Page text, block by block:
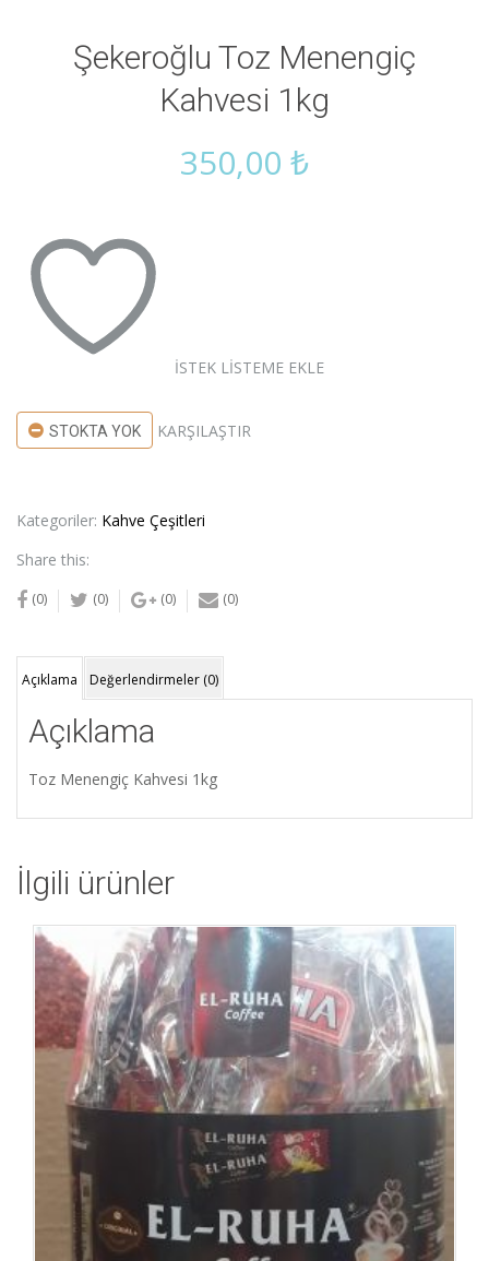
Şekeroğlu Toz Menengiç
Kahvesi 1kg
350,00 ₺
İSTEK LISTEME EKLE
STOKTA YOK KARŞILAŞTIR
Kategoriler: Kahve Çeşitleri
Share this:
(0) (0) (0) (0)
Açıklama Değerlendirmeler (0)
Açıklama
Toz Menengiç Kahvesi 1kg
İlgili ürünler
İstek Listeme Ekle